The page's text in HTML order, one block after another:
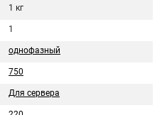
1 кг
1
однофазный
750
Для сервера